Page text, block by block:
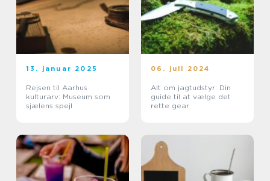
13. januar 2025
Rejsen til Aarhus
kulturarv: Museum som
sjælens spejl
06. juli 2024
Alt om jagtudstyr: Din
guide til at vælge det
rette gear